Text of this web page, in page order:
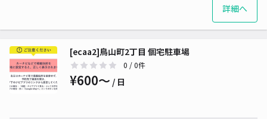
詳細へ
[ecaa2]鳥山町2丁目 個宅駐車場
0 / 0件
¥600〜 / 日